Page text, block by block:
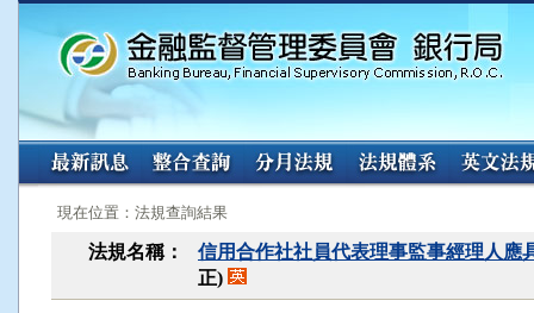
:::
現在位置：法規查詢結果
法規名稱：
信用合作社社員代表理事監事經理人應
正)